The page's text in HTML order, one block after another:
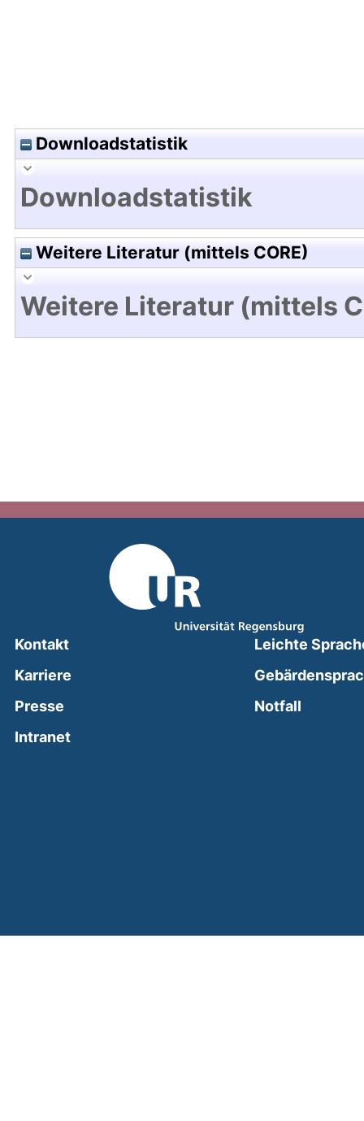
Downloadstatistik
Downloadstatistik
Weitere Literatur (mittels CORE)
Weitere Literatur (mittels
Kontakt
Karriere
Presse
Intranet(external link, opens in a new window)
Leichte
Notfall